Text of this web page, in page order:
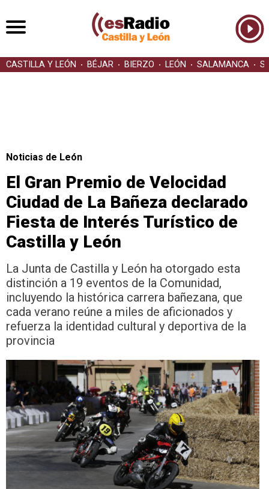
CASTILLA Y LEÓN BÉJAR BIERZO LEÓN SALAMANCA
Noticias de León
El Gran Premio de Velocidad
Ciudad de La Bañeza declarado
Fiesta de Interés Turístico de
Castilla y León
La Junta de Castilla y León ha otorgado esta
distinción a 19 eventos de la Comunidad,
incluyendo la histórica carrera bañezana, que
cada verano reúne a miles de aficionados y
refuerza la identidad cultural y deportiva de la
provincia